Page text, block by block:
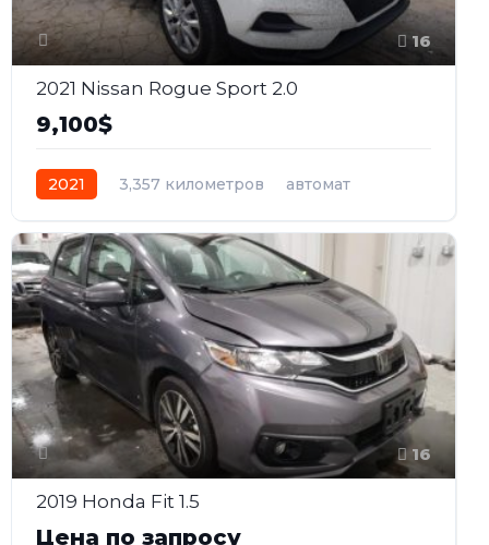
16
2021 Nissan Rogue Sport 2.0
9,100$
2021 3,357 километров
автомат
16
2019 Honda Fit 1.5
Цена по запросу